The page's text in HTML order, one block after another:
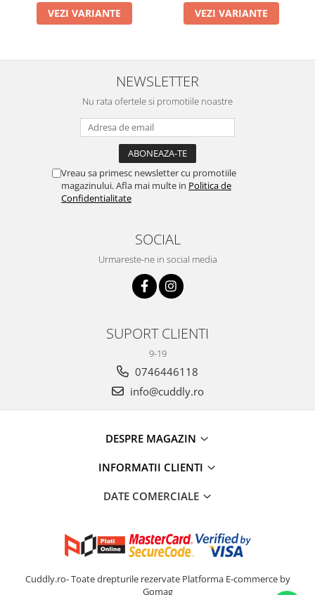
VEZI VARIANTE VEZI VARIANTE
NEWSLETTER
Nu rata ofertele si promotiile noastre
Vreau sa primesc newsletter cu promotiile
magazinului. Afla mai multe in Politica de
Confidentialitate
SOCIAL
Urmareste-ne in social media
SUPORT CLIENTI
9-19
0746446118
info@cuddly.ro
DESPRE MAGAZIN
INFORMATII CLIENTI
DATE COMERCIALE
Cuddly.ro- Toate drepturile rezervate Platforma E-commerce by
Gomag